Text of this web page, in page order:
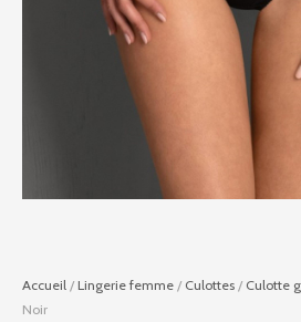
Accueil / Lingerie femme / Culottes / Culotte
Noir